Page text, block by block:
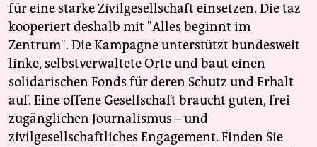
für eine starke Zivilgesellschaft einsetzen. Die taz
kooperiert deshalb mit "Alles beginnt im
Zentrum". Die Kampagne unterstützt bundesweit
linke, selbstverwaltete Orte und baut einen
solidarischen Fonds für deren Schutz und Erhalt
auf. Eine offene Gesellschaft braucht guten, frei
zugänglichen Journalismus – und
zivilgesellschaftliches Engagement. Finden Sie